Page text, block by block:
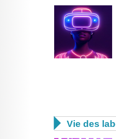
 Vie des